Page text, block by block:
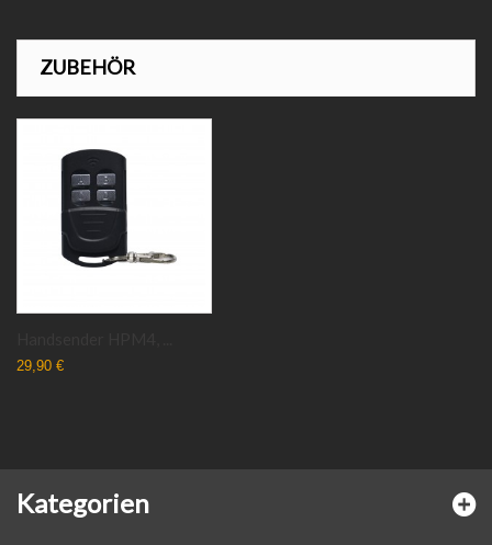
ZUBEHÖR
29,90 €
Kategorien